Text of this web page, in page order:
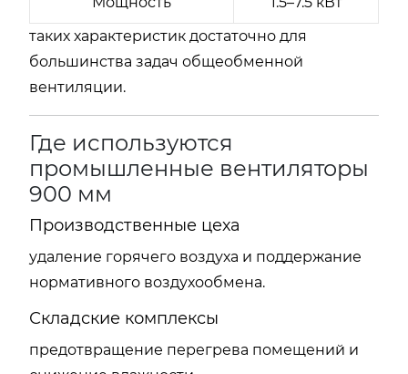
таких характеристик достаточно для
большинства задач общеобменной
вентиляции.
Где используются
промышленные вентиляторы
900 мм
Производственные цеха
удаление горячего воздуха и поддержание
нормативного воздухообмена.
Складские комплексы
предотвращение перегрева помещений и